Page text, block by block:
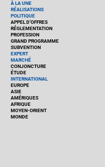
À LA UNE
RÉALISATIONS
POLITIQUE
APPEL D’OFFRES
RÉGLEMENTATION
PROFESSION
GRAND PROGRAMME
SUBVENTION
EXPERT
MARCHÉ
CONJONCTURE
ÉTUDE
INTERNATIONAL
EUROPE
ASIE
AMÉRIQUES
AFRIQUE
MOYEN-ORIENT
MONDE